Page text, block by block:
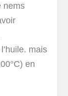
nems
mais
en